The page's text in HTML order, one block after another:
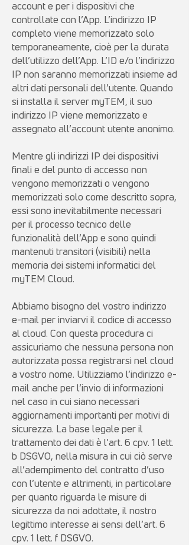
account e per i dispositivi che
controllate con l’App. L’indirizzo IP
completo viene memorizzato solo
temporaneamente, cioè per la durata
dell’utilizzo dell’App. L’ID e/o l’indirizzo
IP non saranno memorizzati insieme ad
altri dati personali dell’utente. Quando
si installa il server myTEM, il suo
indirizzo IP viene memorizzato e
assegnato all’account utente anonimo.
Mentre gli indirizzi IP dei dispositivi
finali e del punto di accesso non
vengono memorizzati o vengono
memorizzati solo come descritto sopra,
essi sono inevitabilmente necessari
per il processo tecnico delle
funzionalità dell’App e sono quindi
mantenuti transitori (visibili) nella
memoria dei sistemi informatici del
myTEM Cloud.
Abbiamo bisogno del vostro indirizzo
e-mail per inviarvi il codice di accesso
al cloud. Con questa procedura ci
assicuriamo che nessuna persona non
autorizzata possa registrarsi nel cloud
a vostro nome. Utilizziamo l’indirizzo e-
mail anche per l’invio di informazioni
nel caso in cui siano necessari
aggiornamenti importanti per motivi di
sicurezza. La base legale per il
trattamento dei dati è l’art. 6 cpv. 1 lett.
b DSGVO, nella misura in cui ciò serve
all’adempimento del contratto d’uso
con l’utente e altrimenti, in particolare
per quanto riguarda le misure di
sicurezza da noi adottate, il nostro
legittimo interesse ai sensi dell’art. 6
cpv. 1 lett. f DSGVO.